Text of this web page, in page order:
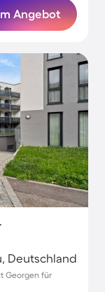
Angebot
Deutschland
Georgen für